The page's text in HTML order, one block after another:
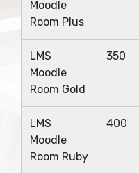
Moodle
Room Plus
LMS
Moodle
Room Gold
350
LMS
Moodle
Room Ruby
400